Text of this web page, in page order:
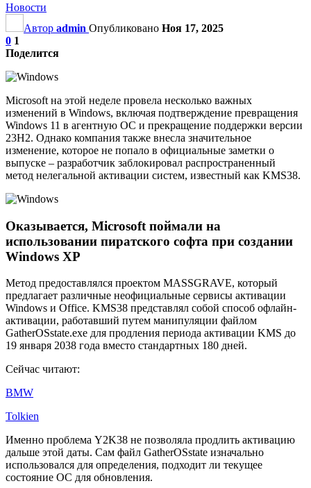
Новости
Автор admin Опубликовано Ноя 17, 2025
0 1
Поделится
Microsoft на этой неделе провела несколько важных
изменений в Windows, включая подтверждение превращения
Windows 11 в агентную ОС и прекращение поддержки версии
23H2. Однако компания также внесла значительное
изменение, которое не попало в официальные заметки о
выпуске – разработчик заблокировал распространенный
метод нелегальной активации систем, известный как KMS38.
Оказывается, Microsoft поймали на
использовании пиратского софта при создании
Windows XP
Метод предоставлялся проектом MASSGRAVE, который
предлагает различные неофициальные сервисы активации
Windows и Office. KMS38 представлял собой способ офлайн-
активации, работавший путем манипуляции файлом
GatherOSstate.exe для продления периода активации KMS до
19 января 2038 года вместо стандартных 180 дней.
Сейчас читают:
BMW
Tolkien
Именно проблема Y2K38 не позволяла продлить активацию
дальше этой даты. Сам файл GatherOSstate изначально
использовался для определения, подходит ли текущее
состояние ОС для обновления.